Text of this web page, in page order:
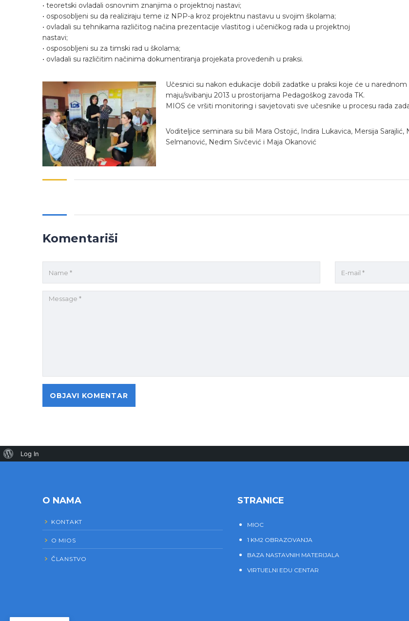
• teoretski ovladali osnovnim znanjima o projektnoj nastavi;
• osposobljeni su da realiziraju teme iz NPP-a kroz projektnu nastavu u svojim školama;
• ovladali su tehnikama različitog načina prezentacije vlastitog i učeničkog rada u projektnoj
nastavi;
• osposobljeni su za timski rad u školama;
• ovladali su različitim načinima dokumentiranja projekata provedenih u praksi.
Učesnici su nakon edukacije dobili zadatke u praksi koje će u
maju/svibanju 2013 u prostorijama Pedagoškog zavoda TK.
MIOS će vršiti monitoring i savjetovati sve učesnike u procesu rada
Voditeljice seminara su bili Mara Ostojić, Indira Lukavica, Mersija Sarajlić,
Selmanović, Nedim Sivčević i Maja Okanović
Komentariši
O NAMA
KONTAKT
O MIOS
ČLANSTVO
STRANICE
MIOC
1 KM2 OBRAZOVANJA
BAZA NASTAVNIH MATERIJALA
VIRTUELNI EDU CENTAR
Log In